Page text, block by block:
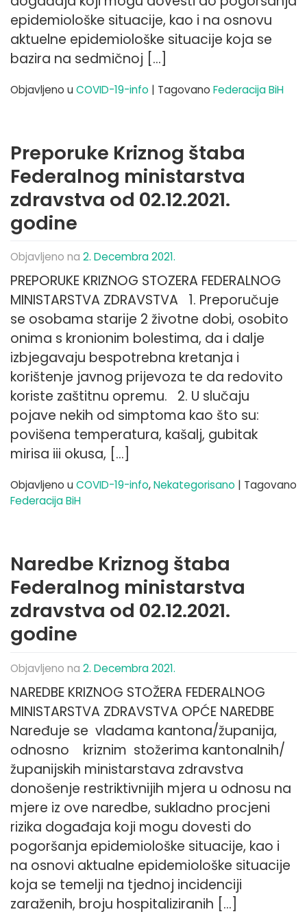
epidemiološke situacije, kao i na osnovu
aktuelne epidemiološke situacije koja se
bazira na sedmičnoj […]
Objavljeno u COVID-19-info | Tagovano Federacija BiH
Preporuke Kriznog štaba
Federalnog ministarstva
zdravstva od 02.12.2021.
godine
Objavljeno na 2. Decembra 2021.
PREPORUKE KRIZNOG STOZERA FEDERALNOG
MINISTARSTVA ZDRAVSTVA 1. Preporučuje
se osobama starije 2 životne dobi, osobito
onima s kronionim bolestima, da i dalje
izbjegavaju bespotrebna kretanja i
korištenje javnog prijevoza te da redovito
koriste zaštitnu opremu. 2. U slučaju
pojave nekih od simptoma kao što su:
povišena temperatura, kašalj, gubitak
mirisa iii okusa, […]
Objavljeno u COVID-19-info,Nekategorisano | Tagovano
Federacija BiH
Naredbe Kriznog štaba
Federalnog ministarstva
zdravstva od 02.12.2021.
godine
Objavljeno na 2. Decembra 2021.
NAREDBE KRIZNOG STOŽERA FEDERALNOG
MINISTARSTVA ZDRAVSTVA OPĆE NAREDBE
Naređuje se vladama kantona/županija,
odnosno kriznim stožerima kantonalnih/
županijskih ministarstava zdravstva
donošenje restriktivnijih mjera u odnosu na
mjere iz ove naredbe, sukladno procjeni
rizika događaja koji mogu dovesti do
pogoršanja epidemiološke situacije, kao i
na osnovi aktualne epidemiološke situacije
koja se temelji na tjednoj incidenciji
zaraženih, broju hospitaliziranih […]